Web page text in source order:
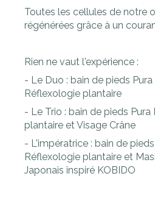
Toutes les cellules de notre
régénérées grâce à un
Rien ne vaut l'expérience :
- Le Duo : bain de pieds
Réflexologie plantaire
- Le Trio : bain de pieds
plantaire et Visage Crâne
- L'impératrice : bain de
Réflexologie plantaire et
Japonais inspiré KOBIDO